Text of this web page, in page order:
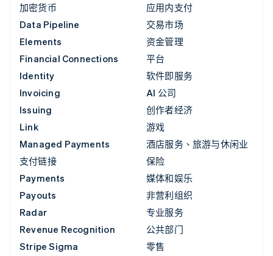
加密货币
Data Pipeline
Elements
Financial Connections
Identity
Invoicing
Issuing
Link
Managed Payments
支付链接
Payments
Payouts
Radar
Revenue Recognition
Stripe Sigma
应用内支付
交易市场
资金管理
平台
软件即服务
AI 公司
创作者经济
游戏
酒店服务、旅游与休闲业
保险
媒体和娱乐
非营利组织
专业服务
公共部门
零售